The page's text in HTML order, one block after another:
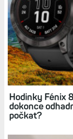
Hodinky Fénix
dokonce
počkat?